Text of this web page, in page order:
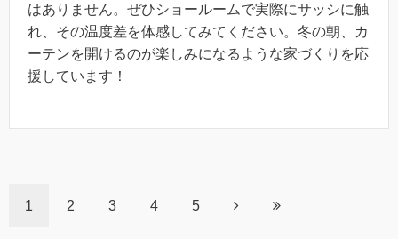
はありません。ぜひショールームで実際にサッシに触
れ、その温度差を体感してみてください。冬の朝、カ
ーテンを開けるのが楽しみになるような家づくりを応
援しています！
1 2 3 4 5